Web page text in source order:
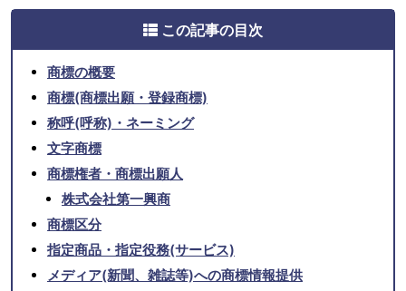
この記事の目次
商標の概要
商標(商標出願・登録商標)
称呼(呼称)・ネーミング
文字商標
商標権者・商標出願人
株式会社第一興商
商標区分
指定商品・指定役務(サービス)
メディア(新聞、雑誌等)への商標情報提供